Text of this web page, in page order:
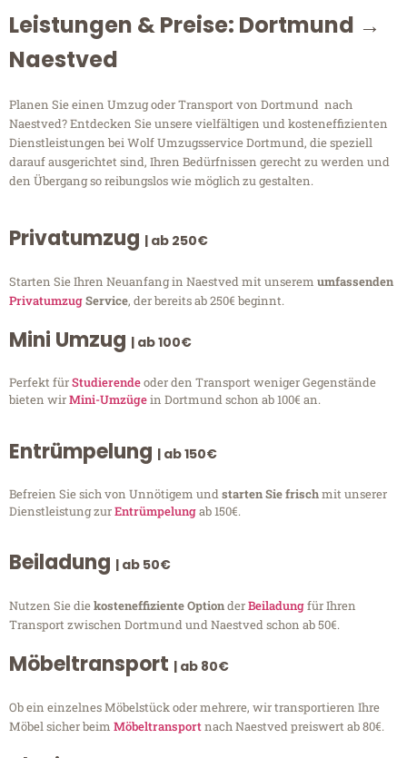
Leistungen & Preise: Dortmund →
Naestved
Planen Sie einen Umzug oder Transport von Dortmund nach
Naestved? Entdecken Sie unsere vielfältigen und kosteneffizienten
Dienstleistungen bei Wolf Umzugsservice Dortmund, die speziell
darauf ausgerichtet sind, Ihren Bedürfnissen gerecht zu werden und
den Übergang so reibungslos wie möglich zu gestalten.
Privatumzug | ab 250€
Starten Sie Ihren Neuanfang in Naestved mit unserem umfassenden
PrivatumzugService, der bereits ab 250€ beginnt.
Mini Umzug | ab 100€
Perfekt fürStudierendeoder den Transport weniger Gegenstände
bieten wirMini-Umzügein Dortmund schon ab 100€ an.
Entrümpelung | ab 150€
Befreien Sie sich von Unnötigem undstarten Sie frischmit unserer
Dienstleistung zurEntrümpelungab 150€.
Beiladung | ab 50€
Nutzen Sie diekosteneffiziente OptionderBeiladungfür Ihren
Transport zwischen Dortmund und Naestved schon ab 50€.
Möbeltransport | ab 80€
Ob ein einzelnes Möbelstück oder mehrere, wir transportieren Ihre
Möbel sicher beim Möbeltransportnach Naestved preiswert ab 80€.